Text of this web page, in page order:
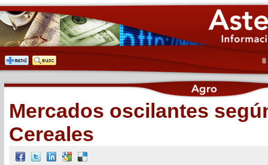
8
Mercados oscilantes
Cereales